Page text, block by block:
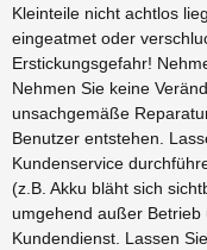
Kleinteile nicht achtlos
eingeatmet oder
Erstickungsgefahr!
Nehmen Sie keine
unsachgemäße
Benutzer entstehen.
Kundenservice
(z.B. Akku bläht sich
umgehend außer
Kundendienst. Lassen